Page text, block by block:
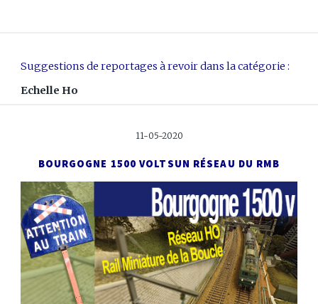
Suggestions de reportages à revoir dans la catégorie :
Echelle Ho
11-05-2020
BOURGOGNE 1500 VOLTSUN RÉSEAU DU RMB